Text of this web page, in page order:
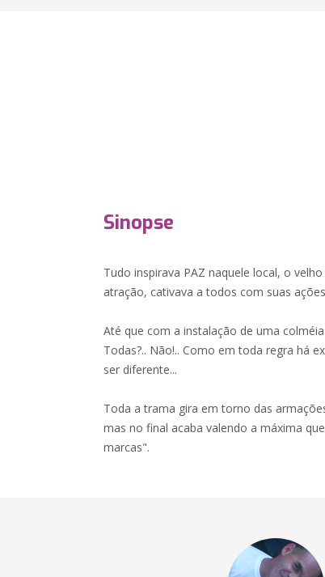
Sinopse
Tudo inspirava PAZ naquele local, o
atração, cativava a todos com suas
Até que com a instalação de uma
Todas?.. Não!.. Como em toda regra há
ser diferente...
Toda a trama gira em torno das
mas no final acaba valendo a máxima
marcas".